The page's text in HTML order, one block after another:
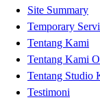
Site Summary
Temporary
Tentang Kami
Tentang Kami
Tentang Studio
Testimoni